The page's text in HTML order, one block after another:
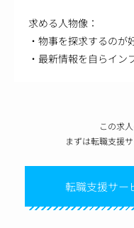
求める人物像：
・物事を探求するのが
・最新情報を自らイ
この求
まずは転職支援
転職支援サー